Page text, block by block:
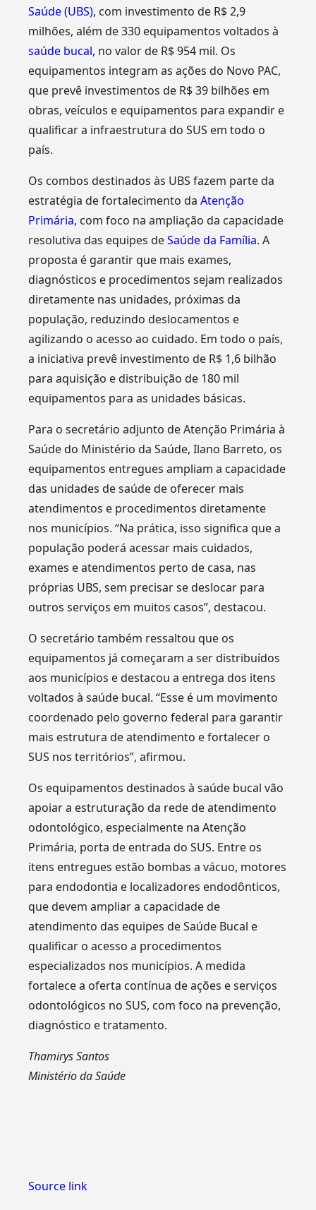
Saúde (UBS), com investimento de R$ 2,9
milhões, além de 330 equipamentos voltados à
saúde bucal, no valor de R$ 954 mil. Os
equipamentos integram as ações do Novo PAC,
que prevê investimentos de R$ 39 bilhões em
obras, veículos e equipamentos para expandir e
qualificar a infraestrutura do SUS em todo o
país.
Os combos destinados às UBS fazem parte da
estratégia de fortalecimento daAtenção
Primária, com foco na ampliação da capacidade
resolutiva das equipes deSaúde da Família. A
proposta é garantir que mais exames,
diagnósticos e procedimentos sejam realizados
diretamente nas unidades, próximas da
população, reduzindo deslocamentos e
agilizando o acesso ao cuidado. Em todo o país,
a iniciativa prevê investimento de R$ 1,6 bilhão
para aquisição e distribuição de 180 mil
equipamentos para as unidades básicas.
Para o secretário adjunto de Atenção Primária à
Saúde do Ministério da Saúde, Ilano Barreto, os
equipamentos entregues ampliam a capacidade
das unidades de saúde de oferecer mais
atendimentos e procedimentos diretamente
nos municípios. “Na prática, isso significa que a
população poderá acessar mais cuidados,
exames e atendimentos perto de casa, nas
próprias UBS, sem precisar se deslocar para
outros serviços em muitos casos”, destacou.
O secretário também ressaltou que os
equipamentos já começaram a ser distribuídos
aos municípios e destacou a entrega dos itens
voltados à saúde bucal. “Esse é um movimento
coordenado pelo governo federal para garantir
mais estrutura de atendimento e fortalecer o
SUS nos territórios”, afirmou.
Os equipamentos destinados à saúde bucal vão
apoiar a estruturação da rede de atendimento
odontológico, especialmente na Atenção
Primária, porta de entrada do SUS. Entre os
itens entregues estão bombas a vácuo, motores
para endodontia e localizadores endodônticos,
que devem ampliar a capacidade de
atendimento das equipes de Saúde Bucal e
qualificar o acesso a procedimentos
especializados nos municípios. A medida
fortalece a oferta contínua de ações e serviços
odontológicos no SUS, com foco na prevenção,
diagnóstico e tratamento.
Thamirys Santos
Ministério da Saúde
Source link